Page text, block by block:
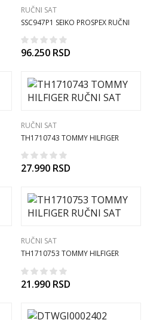
RUČNI SAT
SSC947P1 SEIKO PROSPEX RUČNI
SAT
96.250 RSD
RUČNI SAT
TH1710743 TOMMY HILFIGER
RUČNI SAT
27.990 RSD
RUČNI SAT
TH1710753 TOMMY HILFIGER
21.990 RSD